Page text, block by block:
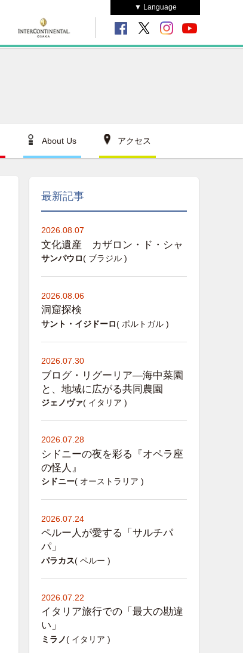
▼ Language
About Us アクセス
最新記事
2026.08.07
文化遺産 カザロン・ド・シャ
サンパウロ( ブラジル )
2026.08.06
洞窟探検
サント・イジドーロ( ポルトガル )
2026.07.30
ブログ・リグーリア―海中菜園
と、地域に広がる共同農園
ジェノヴァ( イタリア )
2026.07.28
シドニーの夜を彩る『オペラ座
の怪人』
シドニー( オーストラリア )
2026.07.24
ペルー人が愛する「サルチパ
パ」
パラカス( ペルー )
2026.07.22
イタリア旅行での「最大の勘違
い」
ミラノ( イタリア )